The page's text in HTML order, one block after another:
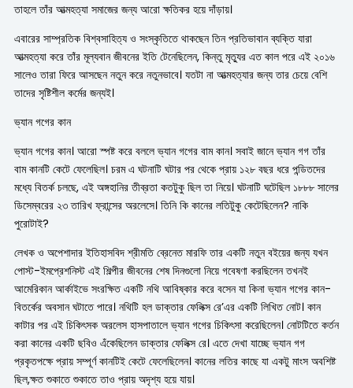
তাহলে তাঁর আত্মহত্যা সমাজের জন্য আরো ক্ষতিকর হয়ে দাঁড়ায়।
এবারের সাম্প্রতিক বিশ্বসাহিত্য ও সংস্কৃতিতে থাকছেন তিন প্রতিভাবান ব্যক্তি যারা
আত্মহত্যা করে তাঁর মূল্যবান জীবনের ইতি টেনেছিলেন, কিন্তু মৃত্যুর এত কাল পরে এই ২০১৬
সালেও তারা ফিরে আসছেন নতুন করে নতুনভাবে। যতটা না আত্মহত্যার জন্য তার চেয়ে বেশি
তাদের সৃষ্টিশীল কর্মের জন্যই।
ভ্যান গগের কান
ভ্যান গগের কান। আরো স্পষ্ট করে বললে ভ্যান গগের বাম কান। সবাই জানে ভ্যান গগ তাঁর
বাম কানটি কেটে ফেলেছিল। চরম এ ঘটনাটি ঘটার পর থেকে প্রায় ১২৮ বছর ধরে পন্ডিতদের
মধ্যে বিতর্ক চলছে, এই অঙ্গহানির তীব্রতা কতটুকু ছিল তা নিয়ে। ঘটনাটি ঘটেছিল ১৮৮৮ সালের
ডিসেম্বরের ২৩ তারিখ ফ্রান্সের অরলেসে। তিনি কি কানের লতিটুকু কেটেছিলেন? নাকি
পুরোটাই?
লেখক ও অপেশাদার ইতিহাসবিদ শ্রীমতি ব্রেনেত মারফি তার একটি নতুন বইয়ের জন্য যখন
পোস্ট-ইমপ্রেশনিস্ট এই শিল্পীর জীবনের শেষ দিনগুলো নিয়ে গবেষণা করছিলেন তখনই
আমেরিকান আর্কাইভে সংরক্ষিত একটি নথি আবিষ্কার করে বসেন যা কিনা ভ্যান গগের কান-
বিতর্কের অবসান ঘটাতে পারে। নথিটি হল ডাক্তার ফেলিক্স রে’এর একটি লিখিত নোট। কান
কাটার পর এই চিকিৎসক অরলেস হাসপাতালে ভ্যান গগের চিকিৎসা করেছিলেন। নোটটিতে কর্তন
করা কানের একটি ছবিও এঁকেছিলেন ডাক্তার ফেলিক্স রে। এতে দেখা যাচ্ছে ভ্যান গগ
প্রকৃতপক্ষে প্রায় সম্পূর্ণ কানটিই কেটে ফেলেছিলেন। কানের লতির কাছে যা একটু মাংস অবশিষ্ট
ছিল,ক্ষত শুকাতে শুকাতে তাও প্রায় অদৃশ্য হয়ে যায়।